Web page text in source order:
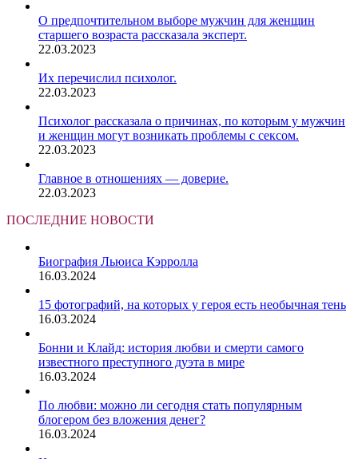
О предпочтительном выборе мужчин для женщин
старшего возраста рассказала эксперт.
22.03.2023
Их перечислил психолог.
22.03.2023
Психолог рассказала о причинах, по которым у мужчин
и женщин могут возникать проблемы с сексом.
22.03.2023
Главное в отношениях — доверие.
22.03.2023
ПОСЛЕДНИЕ НОВОСТИ
Биография Льюиса Кэрролла
16.03.2024
15 фотографий, на которых у героя есть необычная тень
16.03.2024
Бонни и Клайд: история любви и смерти самого
известного преступного дуэта в мире
16.03.2024
По любви: можно ли сегодня стать популярным
блогером без вложения денег?
16.03.2024